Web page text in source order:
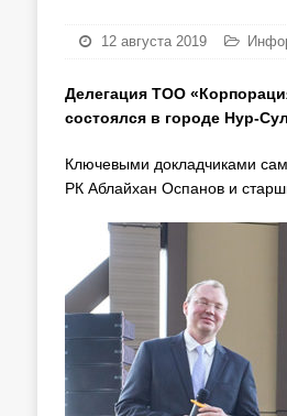
12 августа 2019
Делегация ТОО
состоялся в городе Нур-
Ключевыми докладчиками
РК Аблайхан Оспанов и